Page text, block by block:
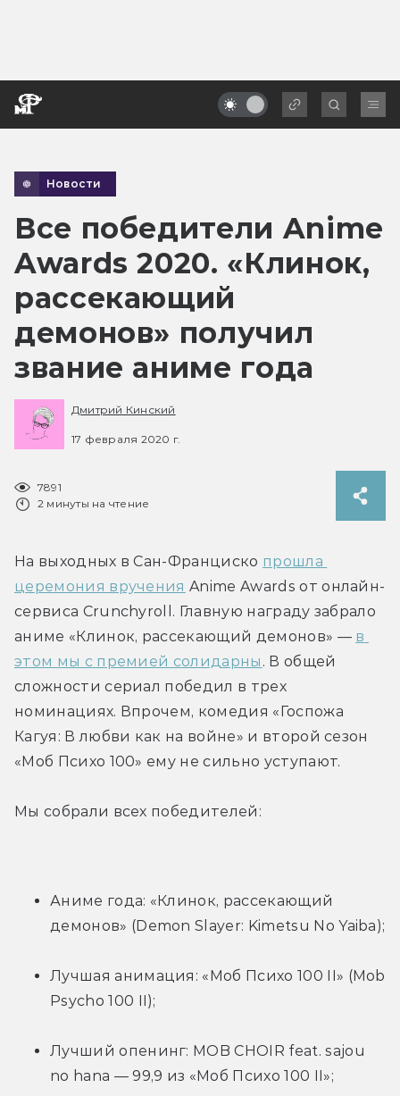
Новости
Все победители Anime
Awards 2020. «Клинок,
рассекающий
демонов» получил
звание аниме года
Дмитрий Кинский
17 февраля 2020 г.
7891
2 минуты на чтение
На выходных в Сан-Франциско прошла
церемония вручения Anime Awards от онлайн-
сервиса Crunchyroll. Главную награду забрало
аниме «Клинок, рассекающий демонов» — в
этом мы с премией солидарны . В общей
сложности сериал победил в трех
номинациях. Впрочем, комедия «Госпожа
Кагуя: В любви как на войне» и второй сезон
«Моб Психо 100» ему не сильно уступают.
Мы собрали всех победителей:
Аниме года: «Клинок, рассекающий
демонов» (Demon Slayer: Kimetsu No Yaiba);
Лучшая анимация: «Моб Психо 100 II» (Mob
Psycho 100 II);
Лучший опенинг: MOB CHOIR feat. sajou
no hana — 99,9 из «Моб Психо 100 II»;